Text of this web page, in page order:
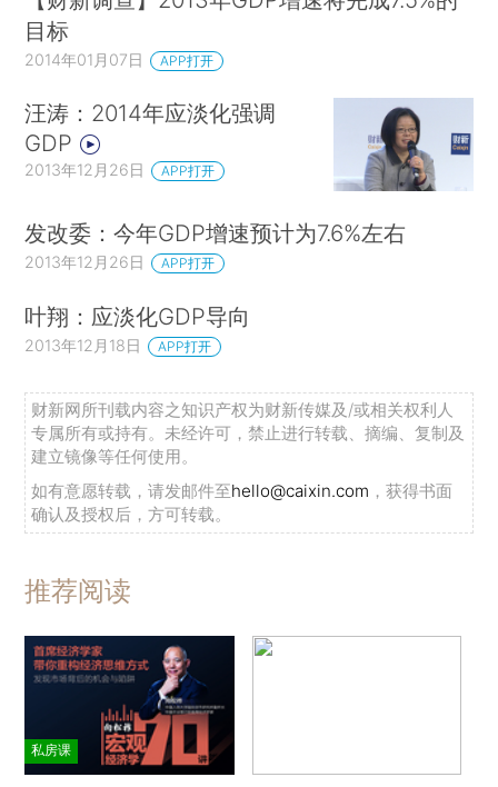
目标
2014年01月07日 APP打开
汪涛：2014年应淡化强调
GDP
2013年12月26日 APP打开
发改委：今年GDP增速预计为7.6%左右
2013年12月26日 APP打开
叶翔：应淡化GDP导向
2013年12月18日 APP打开
财新网所刊载内容之知识产权为财新传媒及/或相关权利人
专属所有或持有。未经许可，禁止进行转载、摘编、复制及
建立镜像等任何使用。
如有意愿转载，请发邮件至hello@caixin.com ，获得书面
确认及授权后，方可转载。
推荐阅读
私房课